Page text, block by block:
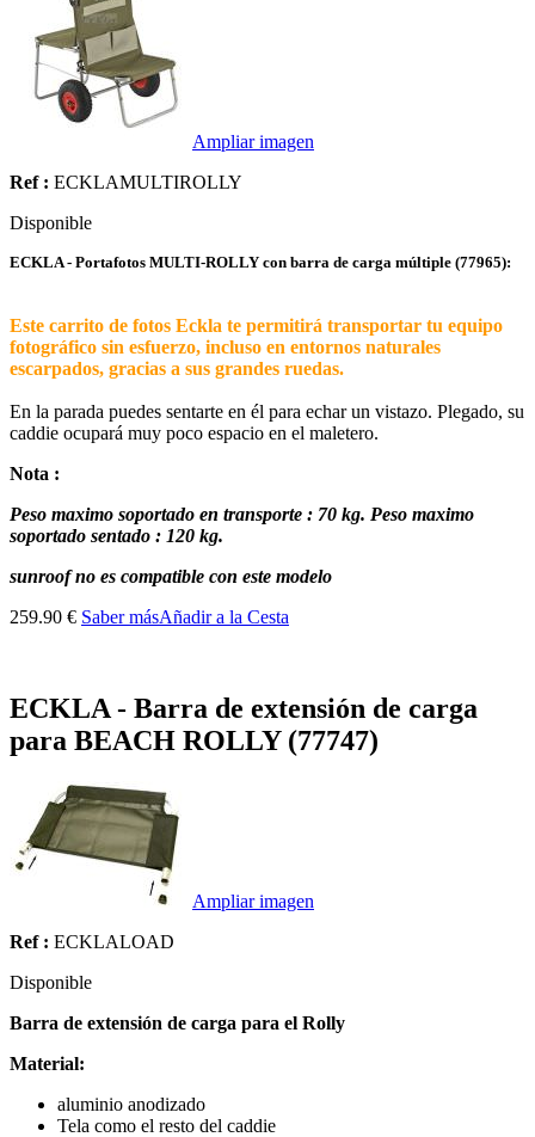
Ampliar imagen
Ref : ECKLAMULTIROLLY
Disponible
ECKLA - Portafotos MULTI-ROLLY con barra de carga múltiple (77965):
Este carrito de fotos Eckla te permitirá transportar tu equipo
fotográfico sin esfuerzo, incluso en entornos naturales
escarpados, gracias a sus grandes ruedas.
En la parada puedes sentarte en él para echar un vistazo. Plegado, su
caddie ocupará muy poco espacio en el maletero.
Nota :
Peso maximo soportado en transporte : 70 kg. Peso maximo
soportado sentado : 120 kg.
sunroof no es compatible con este modelo
259.90 € Saber másAñadir a la Cesta
ECKLA - Barra de extensión de carga
para BEACH ROLLY (77747)
Ampliar imagen
Ref : ECKLALOAD
Disponible
Barra de extensión de carga para el Rolly
Material:
aluminio anodizado
Tela como el resto del caddie